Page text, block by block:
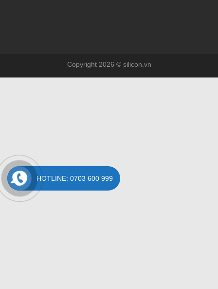
Copyright 2026 © silicon.vn
HOTLINE: 0703 600 999